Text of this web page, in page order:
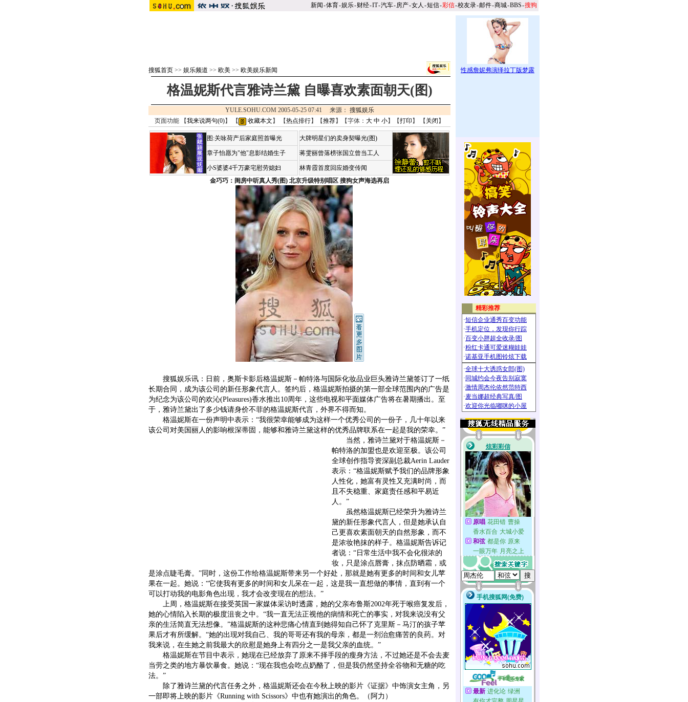
新闻-体育-娱乐-财经-IT-汽车-房产-女人 -短信-彩信-校友录-邮件-商城-BBS-搜狗
搜狐首页 >> 娱乐频道 >> 欧美 >> 欧美娱乐新闻
格温妮斯代言雅诗兰黛 自曝喜欢素面朝天(图)
YULE.SOHU.COM 2005-05-25 07:41 来源： 搜狐娱乐
页面功能 【我来说两句(0)】 【 收藏本文 】 【热点排行】【推荐】【字体： 大 中 小】【打印 】 【 关闭 】
图:关咏荷产后家庭照首曝光
章子怡愿为"他"息影结婚生子
小S婆婆4千万豪宅慰劳媳妇
大牌明星们的卖身契曝光(图)
蒋雯丽曾落榜张国立曾当工人
林青霞首度回应婚变传闻
金巧巧：闺房中听真人秀(图) 北京升级特别唱区 搜狗女声海选再启
搜狐娱乐讯：日前，奥斯卡影后格温妮斯－帕特洛与国际化妆品业巨头雅诗兰黛签订了一纸
长期合同，成为该公司的新任形象代言人。签约后，格温妮斯拍摄的第一部全球范围内的广告是
为纪念为该公司的欢沁(Pleasures)香水推出10周年，这些电视和平面媒体广告将在暑期播出。至
于，雅诗兰黛出了多少钱请身价不菲的格温妮斯代言，外界不得而知。
格温妮斯在一份声明中表示：“我很荣幸能够成为这样一个优秀公司的一份子，几十年以来
该公司对美国丽人的影响根深蒂固，能够和雅诗兰黛这样的优秀品牌联系在一起是我的荣幸。 ”
当然，雅诗兰黛对于格温妮斯－
帕特洛的加盟也是欢迎至极。该公司
全球创作指导资深副总裁Aerin Lauder
表示：“格温妮斯赋予我们的品牌形象
人性化，她富有灵性又充满时尚，而
且不失稳重、家庭责任感和平易近
人。”
虽然格温妮斯已经荣升为雅诗兰
黛的新任形象代言人，但是她承认自
己更喜欢素面朝天的自然形象，而不
是浓妆艳抹的样子。格温妮斯告诉记
者说：“日常生活中我不会化很浓的
妆，只是涂点唇膏，抹点防晒霜，或
是涂点睫毛膏。”同时，这份工作给格温妮斯带来另一个好处，那就是她有更多的时间和女儿苹
果在一起。她说：“它使我有更多的时间和女儿呆在一起，这是我一直想做的事情，直到有一个
可以打动我的电影角色出现，我才会改变现在的想法。”
上周，格温妮斯在接受英国一家媒体采访时透露，她的父亲布鲁斯2002年死于喉癌复发后，
她的心情陷入长期的极度沮丧之中。“我一直无法正视他的病情和死亡的事实，对我来说没有父
亲的生活简直无法想像。”格温妮斯的这种悲痛心情直到她得知自己怀了克里斯－马汀的孩子苹
果后才有所缓解。“她的出现对我自己、我的哥哥还有我的母亲，都是一剂治愈痛苦的良药。对
我来说，在生她之前我最大的欣慰是她身上有四分之一是我父亲的血统。”
格温妮斯在节目中表示，她现在已经放弃了原来不择手段的瘦身方法，不过她还是不会去麦
当劳之类的地方暴饮暴食。她说：“现在我也会吃点奶酪了，但是我仍然坚持全谷物和无糖的吃
法。”
除了雅诗兰黛的代言任务之外，格温妮斯还会在今秋上映的影片《证据》中饰演女主角，另
一部即将上映的影片《Running with Scissors》中也有她演出的角色。（阿力）